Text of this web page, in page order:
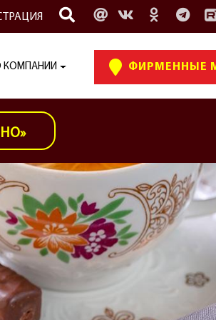
КОМПАНИИ ФИРМЕННЫЕ